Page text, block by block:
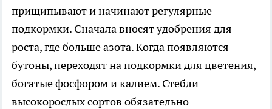
прищипывают и начинают регулярные
подкормки. Сначала вносят удобрения для
роста, где больше азота. Когда появляются
бутоны, переходят на подкормки для цветения,
богатые фосфором и калием. Стебли
высокорослых сортов обязательно